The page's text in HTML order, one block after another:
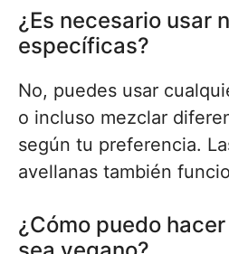
¿Es necesario usar
específicas?
No, puedes usar
o incluso mezclar
según tu preferencia.
avellanas también
¿Cómo puedo